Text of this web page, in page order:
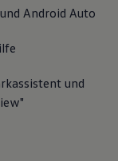
und Android Auto
und